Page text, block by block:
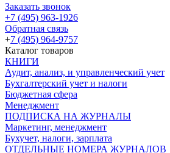
Заказать звонок
+7 (495) 963-1926
Обратная связь
+7 (495) 964-9757
Каталог товаров
КНИГИ
Аудит, анализ, и управленческий учет
Бухгалтерский учет и налоги
Бюджетная сфера
Менеджмент
ПОДПИСКА НА ЖУРНАЛЫ
Маркетинг, менеджмент
Бухучет, налоги, зарплата
ОТДЕЛЬНЫЕ НОМЕРА ЖУРНАЛОВ